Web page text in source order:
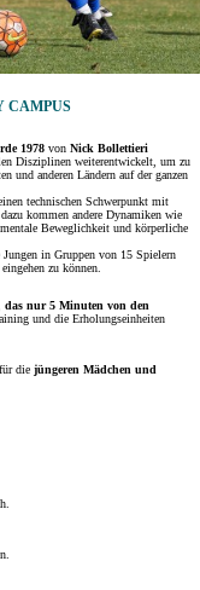
CAMPUS
1978 von Nick Bollettieri
Disziplinen weiterentwickelt, um zu
und anderen Ländern auf der ganzen
technischen Schwerpunkt mit
kommen andere Dynamiken wie
Beweglichkeit und körperliche
in Gruppen von 15 Spielern
zu können.
das nur 5 Minuten von den
und die Erholungseinheiten
die jüngeren Mädchen und